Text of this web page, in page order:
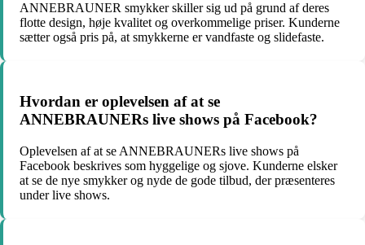
ANNEBRAUNER smykker skiller sig ud på grund af deres
flotte design, høje kvalitet og overkommelige priser. Kunderne
sætter også pris på, at smykkerne er vandfaste og slidefaste.
Hvordan er oplevelsen af at se
ANNEBRAUNERs live shows på Facebook?
Oplevelsen af at se ANNEBRAUNERs live shows på
Facebook beskrives som hyggelige og sjove. Kunderne elsker
at se de nye smykker og nyde de gode tilbud, der præsenteres
under live shows.